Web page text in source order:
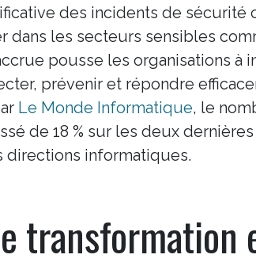
des incidents de sécurité
les secteurs sensibles
pousse les organisations à
prévenir et répondre
Le Monde Informatique, le
de 18 % sur les deux dernières
directions informatiques.
transformation